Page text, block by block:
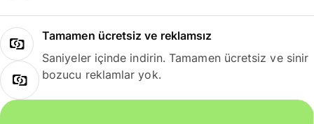
Tamamen ücretsiz ve reklamsız
Saniyeler içinde indirin. Tamamen ücretsiz ve sinir
bozucu reklamlar yok.